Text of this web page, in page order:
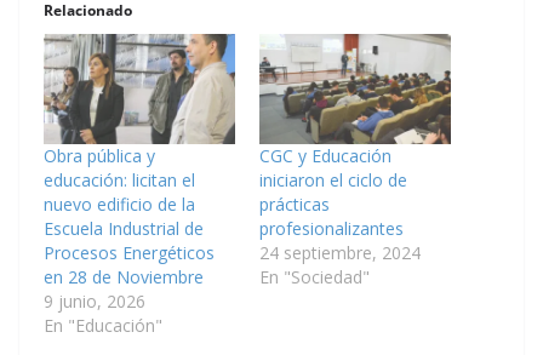
Relacionado
Obra pública y
educación: licitan el
nuevo edificio de la
Escuela Industrial de
Procesos Energéticos
en 28 de Noviembre
9 junio, 2026
En "Educación"
CGC y Educación
iniciaron el ciclo de
prácticas
profesionalizantes
24 septiembre, 2024
En "Sociedad"